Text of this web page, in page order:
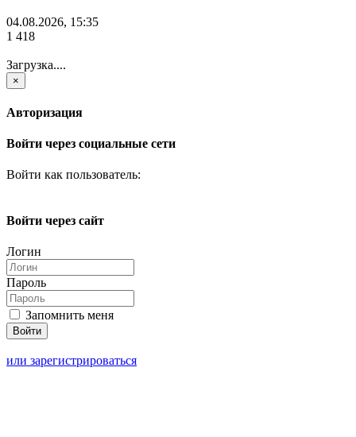
04.08.2026, 15:35
1 418
Загрузка....
×
Авторизация
Войти через социальные сети
Войти как пользователь:
Войти через сайт
Логин
Пароль
Запомнить меня
или зарегистрироваться